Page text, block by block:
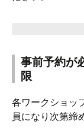
事前予約が
限
各ワークショッ
員になり次第締